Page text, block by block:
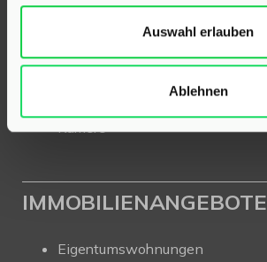
Auswahl erlauben
Ablehnen
Für Eigentümer
Kurzgutachten
Ratgeber
Karriere
IMMOBILIENANGEBOTE
Eigentumswohnungen